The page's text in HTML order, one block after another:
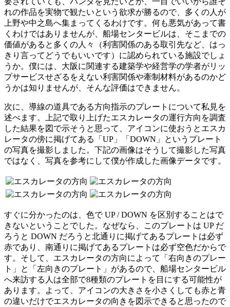
れの作品を実物で観たいという欲求が勝るので、多くの人が
上野や中之島へ集まってくるわけです。何も悪気があって書
くわけではありませんが、船場センタービルは、そこまでの
価値があると多くの人々（利害関係のある取引先など、はっ
きり言ってどうでもいいです）に認められている施設でしょ
うか。僕には、大阪に関連する建築学や経営学の学者がリッ
プサービスせざるをえない利害関係や牽制材料があるのかど
うかは知りませんが、そんな評価はできません。
次に、導線の道具である方向指示のプレートについて私見を
述べます。上記で取り上げたエスカレータの運行方向を調査
した結果を図で示そうと思って、アイコンに使おうとエスカ
レータの傍に掲げてある「UP」「DOWN」というプレート
の写真を撮影しました。下記の画像はそうして撮影した写真
ではなく、写真を参考にして僕が作成した画像データです。
すぐに分かったのは、色で UP / DOWN を区別することはで
きないということでした。なぜなら、このプレートは UP だ
ろうと DOWN だろうと北通りに掲げてあるプレートは必ず
赤であり、南通りに掲げてあるプレートは必ず空色だからで
す。そして、エスカレータの方向によって「右向きのプレー
ト」と「左向きのプレート」があるので、船場センタービル
へ来訪する人は全部で8種類のプレートを目にする可能性が
あります。よって、アイコンの大きさを小さくしても赤と青
の違いだけでエスカレータの向きを図示できると思ったので